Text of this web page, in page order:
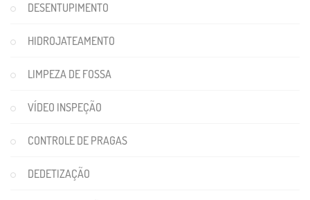
DESENTUPIMENTO
HIDROJATEAMENTO
LIMPEZA DE FOSSA
VÍDEO INSPEÇÃO
CONTROLE DE PRAGAS
DEDETIZAÇÃO